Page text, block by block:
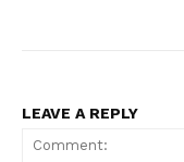
LEAVE A REPLY